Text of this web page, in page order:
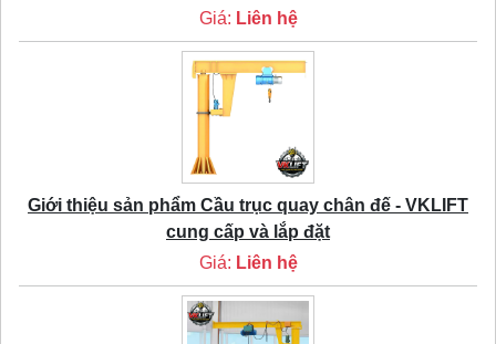
Giá: Liên hệ
Giới thiệu sản phẩm Cầu trục quay chân đế - VKLIFT
cung cấp và lắp đặt
Giá: Liên hệ